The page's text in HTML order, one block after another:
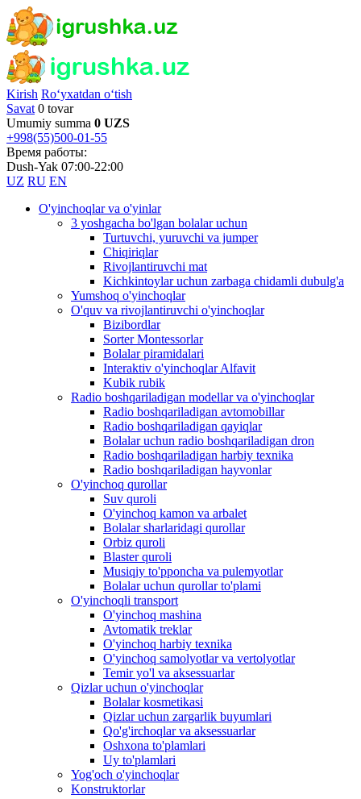
Kirish Ro‘yxatdan o‘tish
Savat 0 tovar
Umumiy summa 0 UZS
+998(55)500-01-55
Время работы:
Dush-Yak 07:00-22:00
UZ RU EN
O'yinchoqlar va o'yinlar
3 yoshgacha bo'lgan bolalar uchun
Turtuvchi, yuruvchi va jumper
Chiqiriqlar
Rivojlantiruvchi mat
Kichkintoylar uchun zarbaga chidamli dubulg'a
Yumshoq o'yinchoqlar
O'quv va rivojlantiruvchi o'yinchoqlar
Bizibordlar
Sorter Montessorlar
Bolalar piramidalari
Interaktiv o'yinchoqlar Alfavit
Kubik rubik
Radio boshqariladigan modellar va o'yinchoqlar
Radio boshqariladigan avtomobillar
Radio boshqariladigan qayiqlar
Bolalar uchun radio boshqariladigan dron
Radio boshqariladigan harbiy texnika
Radio boshqariladigan hayvonlar
O'yinchoq qurollar
Suv quroli
O'yinchoq kamon va arbalet
Bolalar sharlaridagi qurollar
Orbiz quroli
Blaster quroli
Musiqiy to'pponcha va pulemyotlar
Bolalar uchun qurollar to'plami
O'yinchoqli transport
O'yinchoq mashina
Avtomatik treklar
O'yinchoq harbiy texnika
O'yinchoq samolyotlar va vertolyotlar
Temir yo'l va aksessuarlar
Qizlar uchun o'yinchoqlar
Bolalar kosmetikasi
Qizlar uchun zargarlik buyumlari
Qo'g'irchoqlar va aksessuarlar
Oshxona to'plamlari
Uy to'plamlari
Yog'och o'yinchoqlar
Konstruktorlar